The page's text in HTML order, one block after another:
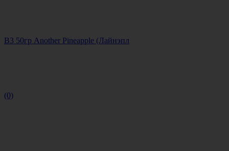
B3 50гр Another Pineapple (Лайнэпл
(0)